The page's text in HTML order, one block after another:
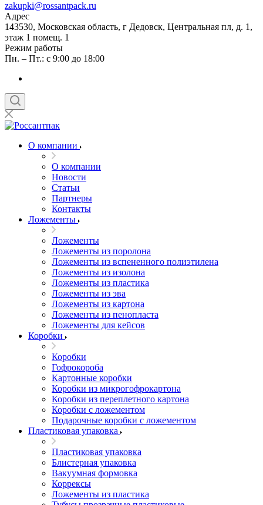
zakupki@rossantpack.ru
Адрес
143530, Московская область, г Дедовск, Центральная пл, д. 1,
этаж 1 помещ. 1
Режим работы
Пн. – Пт.: с 9:00 до 18:00
О компании
О компании
Новости
Статьи
Партнеры
Контакты
Ложементы
Ложементы
Ложементы из поролона
Ложементы из вспененного полиэтилена
Ложементы из изолона
Ложементы из пластика
Ложементы из эва
Ложементы из картона
Ложементы из пенопласта
Ложементы для кейсов
Коробки
Коробки
Гофрокороба
Картонные коробки
Коробки из микрогофрокартона
Коробки из переплетного картона
Коробки с ложементом
Подарочные коробки с ложементом
Пластиковая упаковка
Пластиковая упаковка
Блистерная упаковка
Вакуумная формовка
Коррексы
Ложементы из пластика